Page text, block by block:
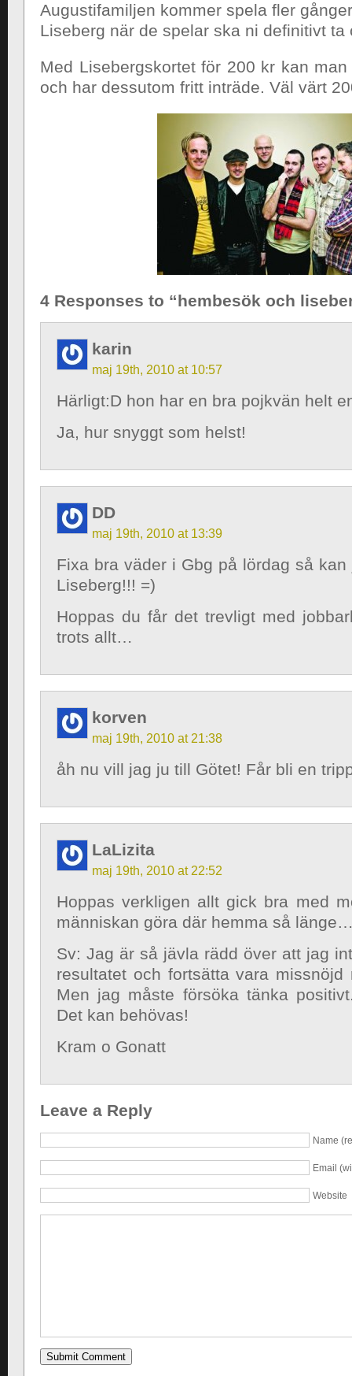
Augustifamiljen kommer spela fler
Liseberg när de spelar ska ni definitivt ta
Med Lisebergskortet för 200 kr kan
och har dessutom fritt inträde. Väl värt
4 Responses to “hembesök och
karin
maj 19th, 2010 at 10:57
Härligt:D hon har en bra pojkvän helt
Ja, hur snyggt som helst!
DD
maj 19th, 2010 at 13:39
Fixa bra väder i Gbg på lördag så
Liseberg!!! =)
Hoppas du får det trevligt med
trots allt…
korven
maj 19th, 2010 at 21:38
åh nu vill jag ju till Götet! Får bli en
LaLizita
maj 19th, 2010 at 22:52
Hoppas verkligen allt gick bra med
människan göra där hemma så
Sv: Jag är så jävla rädd över att jag
resultatet och fortsätta vara
Men jag måste försöka tänka
Det kan behövas!
Kram o Gonatt
Leave a Reply
Name
Email
Website